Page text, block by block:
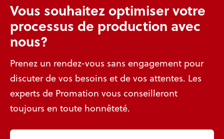
Vous souhaitez optimiser votre
processus de production avec
nous?
Prenez un rendez-vous sans engagement pour
discuter de vos besoins et de vos attentes. Les
experts de Promation vous conseilleront
toujours en toute honnêteté.